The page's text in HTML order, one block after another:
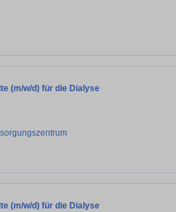
(m/w/d) für die Dialyse
(m/w/d) für die Dialyse